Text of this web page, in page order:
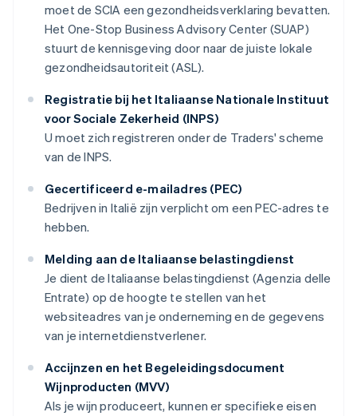
moet de SCIA een gezondheidsverklaring bevatten.
Het One-Stop Business Advisory Center (SUAP)
stuurt de kennisgeving door naar de juiste lokale
gezondheidsautoriteit (ASL).
Registratie bij het Italiaanse Nationale Instituut
voor Sociale Zekerheid (INPS)
U moet zich registreren onder de Traders' scheme
van de INPS.
Gecertificeerd e-mailadres (PEC)
Bedrijven in Italië zijn verplicht om een PEC-adres te
hebben.
Melding aan de Italiaanse belastingdienst
Je dient de Italiaanse belastingdienst (Agenzia delle
Entrate) op de hoogte te stellen van het
websiteadres van je onderneming en de gegevens
van je internetdienstverlener.
Accijnzen en het Begeleidingsdocument
Wijnproducten (MVV)
Als je wijn produceert, kunnen er specifieke eisen